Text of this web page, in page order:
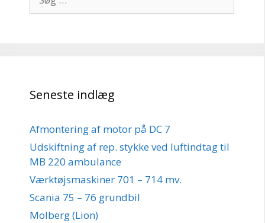
efter:
Seneste indlæg
Afmontering af motor på DC 7
Udskiftning af rep. stykke ved luftindtag til
MB 220 ambulance
Værktøjsmaskiner 701 – 714 mv.
Scania 75 – 76 grundbil
Molberg (Lion)